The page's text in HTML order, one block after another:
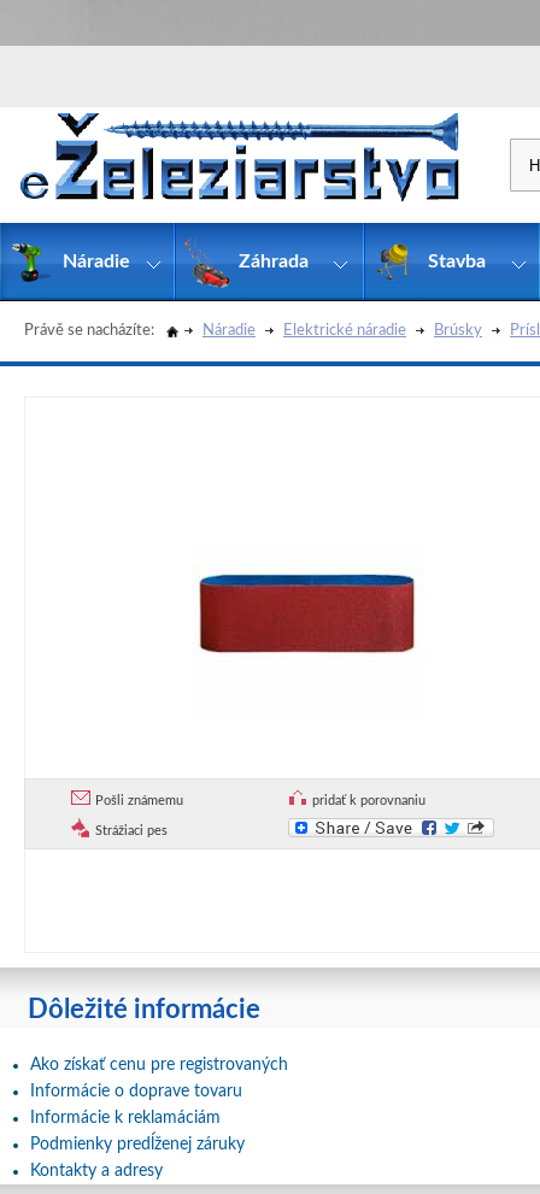
Právě se nacházíte: Náradie Elektrické náradie Brúsky
Pošli známemu pridať k porovnaniu
Strážiaci pes
Dôležité informácie
Ako získať cenu pre registrovaných
Informácie o doprave tovaru
Informácie k reklamáciám
Podmienky predĺženej záruky
Kontakty a adresy
Náradie Záhrada Stavba